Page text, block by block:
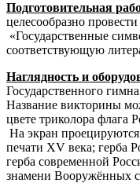
Подготовительная
целесообразно
«Государственные
соответствующую
Наглядность и
Государственного
Название викторины
цвете триколора флага
На экран проецируются
печати XV века; герба
герба современной
знамени Вооружённых